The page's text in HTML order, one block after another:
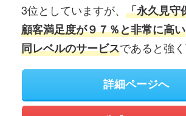
3位としていますが、 「永久見守
顧客満足度が９７％と非常に高い
同レベルのサービスであると強
詳細ページへ